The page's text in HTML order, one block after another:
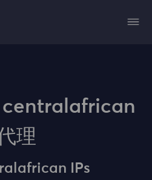
centralafrican
理
IPs